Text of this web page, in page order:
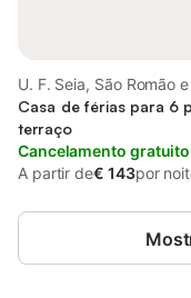
U. F. Seia, São Romão
Dinheiros, Seia
Casa de férias para 6
terraço
Cancelamento gratuito
A partir de€ 143por